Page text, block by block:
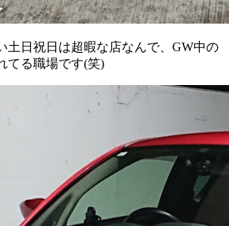
土日祝日は超暇な店なんで、GW中の
てる職場です(笑)